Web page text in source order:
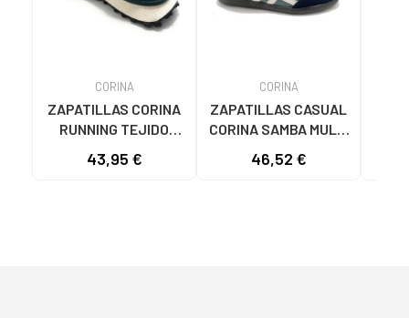
CORINA
ZAPATILLAS CORINA
RUNNING TEJIDO
43,95 €
CORINA
ZAPATILLAS CASUAL
CORINA SAMBA MULTI
46,52 €